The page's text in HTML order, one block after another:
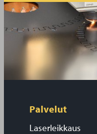
Palvelut
Laserleikkaus